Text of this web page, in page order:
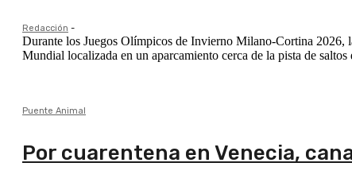
Redacción -
Durante los Juegos Olímpicos de Invierno Milano-Cortina 2026,
Mundial localizada en un aparcamiento cerca de la pista de
Puente Animal
Por cuarentena en Venecia,